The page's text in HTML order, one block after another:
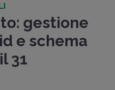
gestione
e schema
31